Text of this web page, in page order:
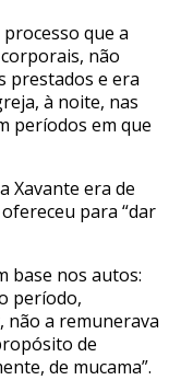
que a
não
prestados e era
à noite, nas
períodos em que
Xavante era de
para “dar
base nos autos:
período,
não a remunerava
de
de mucama”.